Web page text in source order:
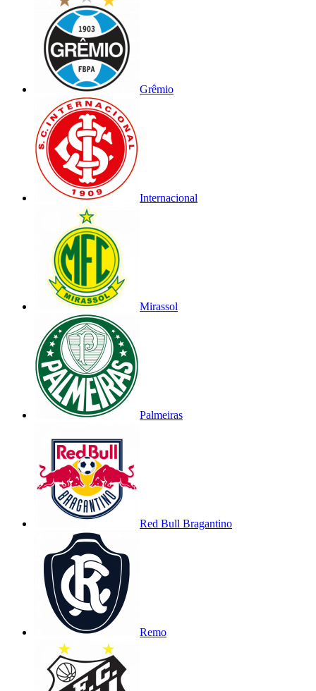
Grêmio
Internacional
Mirassol
Palmeiras
Red Bull Bragantino
Remo